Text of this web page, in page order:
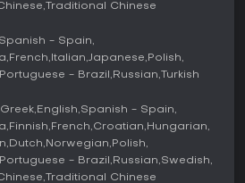
Behind-Kapitel als eigenständigen
steuerst und ihre Vorgeschichte mit
Es behält die bewährten
narrative Ereignisse in den
FSR 2.2 und Nvidia DLSS für
Grafik sowie Einstellungen für
Traditional Chinese
Spanish - Spain
French Italian Japanese Polish
Portuguese - Brazil Russian
Turkish
Greek English Spanish - Spain
Finnish French Croatian Hungarian
Dutch Norwegian Polish
Portuguese - Brazil Russian Swedish
Traditional Chinese